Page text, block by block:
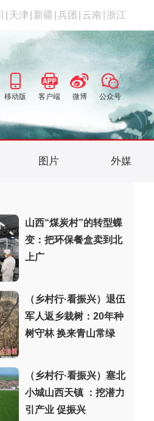
天津 新疆 兵团 云南 浙江
移动版 客户端 微博 公众号
图片 外媒
山西“煤炭村”的转型蝶
变：把环保餐盒卖到北
上广
（乡村行·看振兴）退伍
军人返乡栽树：20年种
树守林 换来青山常绿
（乡村行·看振兴）塞北
小城山西天镇 ：挖潜力
引产业 促振兴